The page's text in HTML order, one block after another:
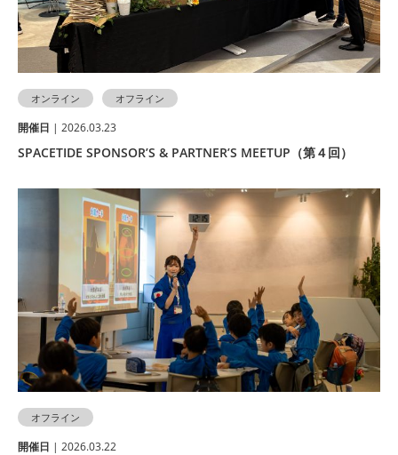
オンライン オフライン
開催⽇ | 2026.03.23
SPACETIDE SPONSOR’S & PARTNER’S MEETUP（第４回）
オフライン
開催⽇ | 2026.03.22